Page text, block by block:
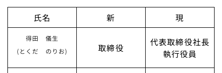
氏名 新 現
得田 儀生
(とくだ のりお)
取締役
代表取締役社長
執行役員